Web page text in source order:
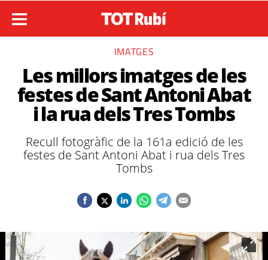
IMATGES
Les millors imatges de les
festes de Sant Antoni Abat
i la rua dels Tres Tombs
Recull fotogràfic de la 161a edició de les
festes de Sant Antoni Abat i rua dels Tres
Tombs